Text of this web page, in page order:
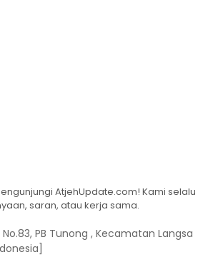
AtjehUpdate.com! Kami selalu
saran, atau kerja sama.
PB Tunong , Kecamatan Langsa